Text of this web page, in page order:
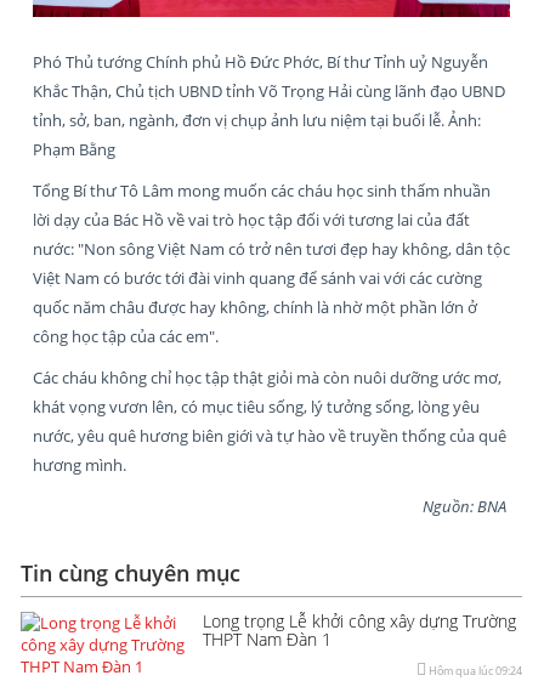
Phó Thủ tướng Chính phủ Hồ Đức Phớc, Bí thư Tỉnh uỷ Nguyễn
Khắc Thận, Chủ tịch UBND tỉnh Võ Trọng Hải cùng lãnh đạo UBND
tỉnh, sở, ban, ngành, đơn vị chụp ảnh lưu niệm tại buổi lễ. Ảnh:
Phạm Bằng
Tổng Bí thư Tô Lâm mong muốn các cháu học sinh thấm nhuần
lời dạy của Bác Hồ về vai trò học tập đối với tương lai của đất
nước: "Non sông Việt Nam có trở nên tươi đẹp hay không, dân tộc
Việt Nam có bước tới đài vinh quang để sánh vai với các cường
quốc năm châu được hay không, chính là nhờ một phần lớn ở
công học tập của các em".
Các cháu không chỉ học tập thật giỏi mà còn nuôi dưỡng ước mơ,
khát vọng vươn lên, có mục tiêu sống, lý tưởng sống, lòng yêu
nước, yêu quê hương biên giới và tự hào về truyền thống của quê
hương mình.
Nguồn: BNA
Tin cùng chuyên mục
Long trọng Lễ khởi công xây dựng Trường
THPT Nam Đàn 1
Hôm qua lúc 09:24